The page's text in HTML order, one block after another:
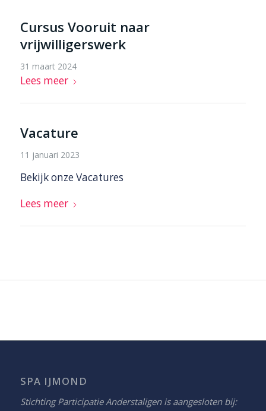
Cursus Vooruit naar
vrijwilligerswerk
31 maart 2024
Lees meer
Vacature
11 januari 2023
Bekijk onze Vacatures
Lees meer
SPA IJMOND
Stichting Participatie Anderstaligen is aangesloten bij: